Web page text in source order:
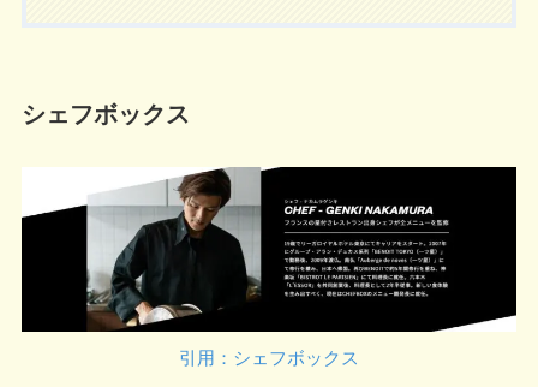
シェフボックス
引用：シェフボックス